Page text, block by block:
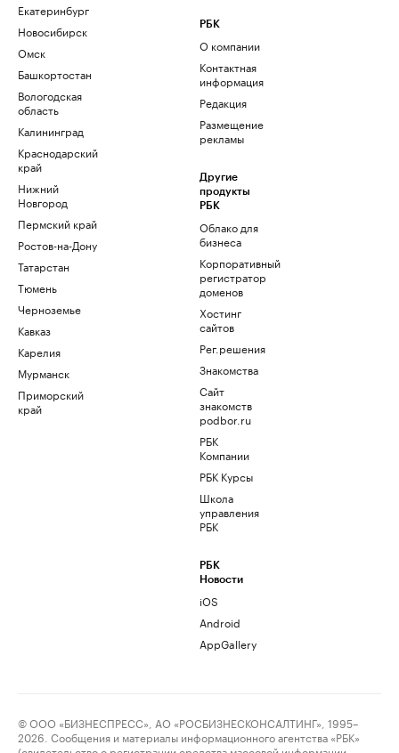
Екатеринбург
Новосибирск
Омск
Башкортостан
Вологодская
область
Калининград
Краснодарский
край
Нижний
Новгород
Пермский край
Ростов-на-Дону
Татарстан
Тюмень
Черноземье
Кавказ
Карелия
Мурманск
Приморский
край
РБК
О компании
Контактная
информация
Редакция
Размещение
рекламы
Другие
продукты
РБК
Облако для
бизнеса
Корпоративный
регистратор
доменов
Хостинг
сайтов
Рег.решения
Знакомства
Сайт
знакомств
podbor.ru
РБК
Компании
РБК Курсы
Школа
управления
РБК
РБК
Новости
iOS
Android
AppGallery
© ООО «БИЗНЕСПРЕСС», АО «РОСБИЗНЕСКОНСАЛТИНГ», 1995–
2026. Сообщения и материалы информационного агентства «РБК»